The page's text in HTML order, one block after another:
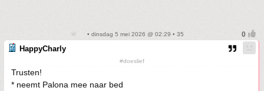
• dinsdag 5 mei 2026 @ 02:29 • 35
HappyCharly
#doeslief
Trusten!
* neemt Palona mee naar bed